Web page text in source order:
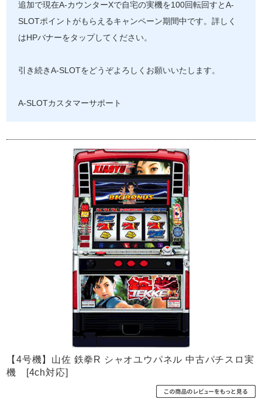
追加で現在A-カウンターXで自宅の実機を100回転回すとA-
SLOTポイントがもらえるキャンペーン期間中です。詳しく
はHPバナーをタップしてください。
引き続きA-SLOTをどうぞよろしくお願いいたします。
A-SLOTカスタマーサポート
【4号機】山佐 鉄拳R シャオユウパネル 中古パチスロ実
機 [4ch対応]